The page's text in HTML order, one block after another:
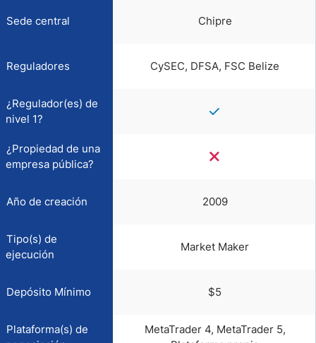
Sede central Chipre
Reguladores CySEC, DFSA, FSC Belize
¿Regulador(es) de
nivel 1?
¿Propiedad de una
empresa pública?
Año de creación 2009
Tipo(s) de
ejecución
Market Maker
Depósito Mínimo $5
Plataforma(s) de
MetaTrader 4, MetaTrader 5,